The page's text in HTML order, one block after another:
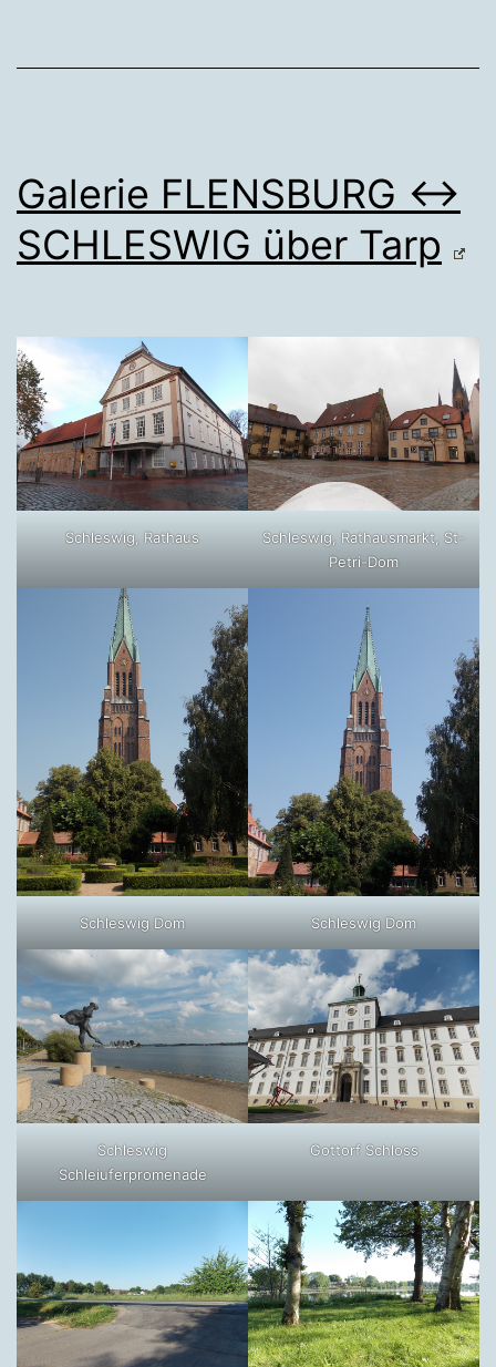
Galerie FLENSBURG ↔
SCHLESWIG über Tarp
Schleswig, Rathaus
Schleswig, Rathausmarkt, St-
Petri-Dom
Schleswig Dom Schleswig Dom
Schleswig
Schleiuferpromenade
Gottorf Schloss